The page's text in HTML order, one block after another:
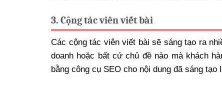
3. Cộng tác viên viết bài
Các cộng tác viên viết bài sẽ sáng tạo ra
doanh hoặc bất cứ chủ đề nào mà khách
bằng công cụ SEO cho nội dung đã sáng tạo